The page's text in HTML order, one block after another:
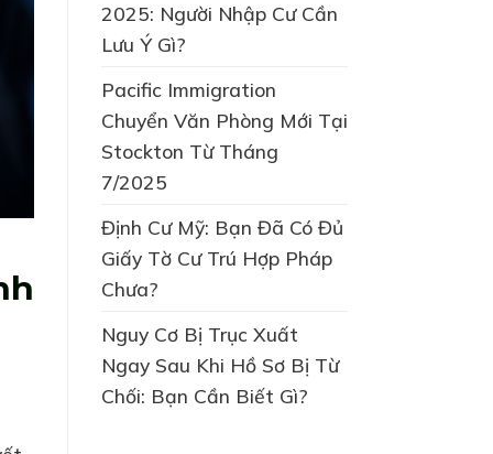
2025: Người Nhập Cư Cần
Lưu Ý Gì?
Pacific Immigration
Chuyển Văn Phòng Mới Tại
Stockton Từ Tháng
7/2025
Định Cư Mỹ: Bạn Đã Có Đủ
Giấy Tờ Cư Trú Hợp Pháp
Chưa?
Nguy Cơ Bị Trục Xuất
Ngay Sau Khi Hồ Sơ Bị Từ
Chối: Bạn Cần Biết Gì?